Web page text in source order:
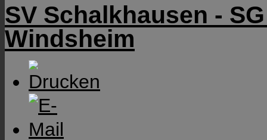
SV Schalkhausen -
Windsheim